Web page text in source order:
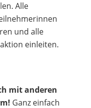
Alle
und alle
einleiten.
mit anderen
Ganz einfach